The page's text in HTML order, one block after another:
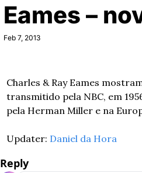
Eames –
Feb 7, 2013
Charles & Ray Eames
transmitido pela NBC, em
pela Herman Miller e na
Updater: Daniel da Hora
Reply